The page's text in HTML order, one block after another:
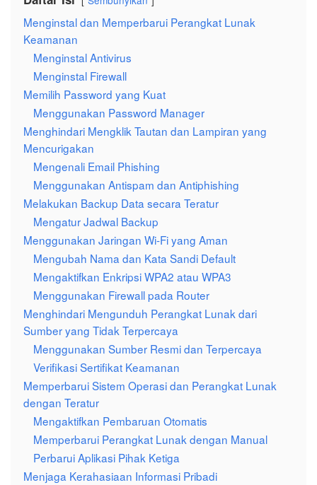
Menginstal dan Memperbarui Perangkat Lunak
Keamanan
Menginstal Antivirus
Menginstal Firewall
Memilih Password yang Kuat
Menggunakan Password Manager
Menghindari Mengklik Tautan dan Lampiran yang
Mencurigakan
Mengenali Email Phishing
Menggunakan Antispam dan Antiphishing
Melakukan Backup Data secara Teratur
Mengatur Jadwal Backup
Menggunakan Jaringan Wi-Fi yang Aman
Mengubah Nama dan Kata Sandi Default
Mengaktifkan Enkripsi WPA2 atau WPA3
Menggunakan Firewall pada Router
Menghindari Mengunduh Perangkat Lunak dari
Sumber yang Tidak Terpercaya
Menggunakan Sumber Resmi dan Terpercaya
Verifikasi Sertifikat Keamanan
Memperbarui Sistem Operasi dan Perangkat Lunak
dengan Teratur
Mengaktifkan Pembaruan Otomatis
Memperbarui Perangkat Lunak dengan Manual
Perbarui Aplikasi Pihak Ketiga
Menjaga Kerahasiaan Informasi Pribadi